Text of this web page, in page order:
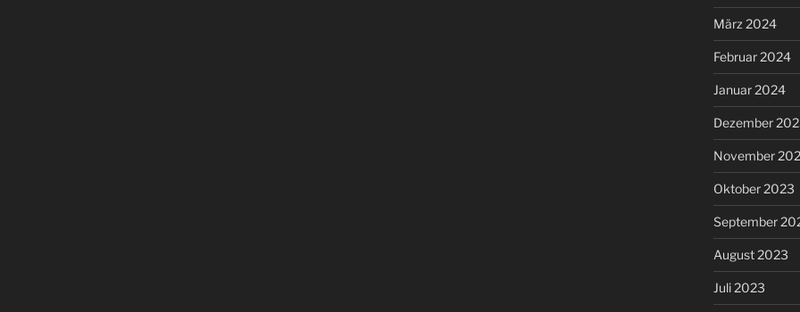
März 2024
Februar 2024
Januar 2024
Dezember
November
Oktober 2023
September
August 2023
Juli 2023